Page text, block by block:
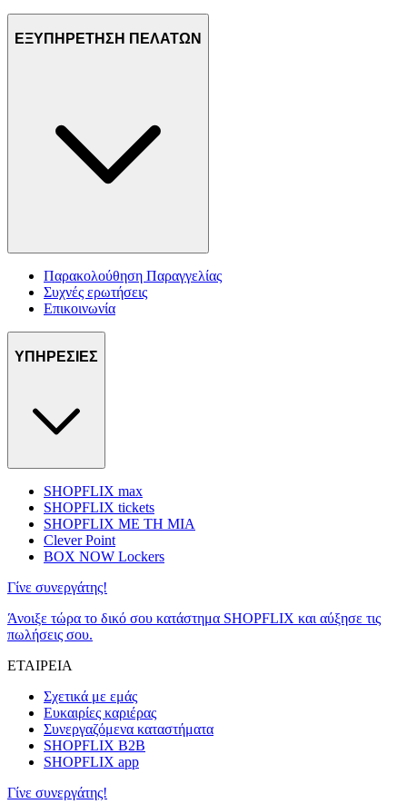
ΕΞΥΠΗΡΕΤΗΣΗ ΠΕΛΑΤΩΝ
Παρακολούθηση Παραγγελίας
Συχνές ερωτήσεις
Επικοινωνία
ΥΠΗΡΕΣΙΕΣ
SHOPFLIX max
SHOPFLIX tickets
SHOPFLIX ΜΕ ΤΗ ΜΙΑ
Clever Point
BOX NOW Lockers
Γίνε συνεργάτης!
Άνοιξε τώρα το δικό σου κατάστημα SHOPFLIX και αύξησε τις
πωλήσεις σου.
ΕΤΑΙΡΕΙΑ
Σχετικά με εμάς
Ευκαιρίες καριέρας
Συνεργαζόμενα καταστήματα
SHOPFLIX B2B
SHOPFLIX app
Γίνε συνεργάτης!